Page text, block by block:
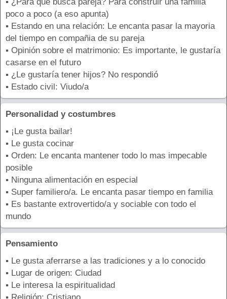
poco a poco (a eso apunta)
▪ Estando en una relación: Le encanta pasar la mayoria
del tiempo en compañia de su pareja
▪ Opinión sobre el matrimonio: Es importante, le gustaría
casarse en el futuro
▪ ¿Le gustaría tener hijos? No respondió
▪ Estado civil: Viudo/a
Personalidad y costumbres
▪ ¡Le gusta bailar!
▪ Le gusta cocinar
▪ Orden: Le encanta mantener todo lo mas impecable
posible
▪ Ninguna alimentación en especial
▪ Super familiero/a. Le encanta pasar tiempo en familia
▪ Es bastante extrovertido/a y sociable con todo el
mundo
Pensamiento
▪ Le gusta aferrarse a las tradiciones y a lo conocido
▪ Lugar de origen: Ciudad
▪ Le interesa la espiritualidad